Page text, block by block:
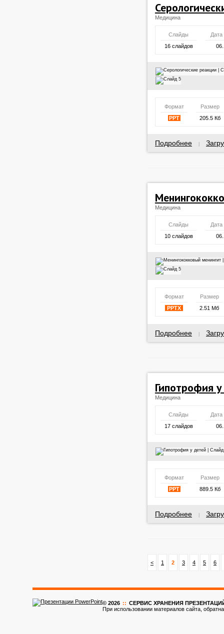
Медицина
Слайды
Дата
16 слайдов
Формат
Размер
PPT
205.5 Кб
Подробнее
Медицина
Слайды
Дата
10 слайдов
Формат
Размер
PPTX
2.51 Мб
Подробнее
Гипотрофия
Медицина
Слайды
Дата
17 слайдов
Формат
Размер
PPT
889.5 Кб
Подробнее
< 1 2 3 4 5 6
© 2026 :: CЕРВИС ХРАНЕНИЯ ПРЕЗЕНТАЦИЙ
При использовании материалов сайта,